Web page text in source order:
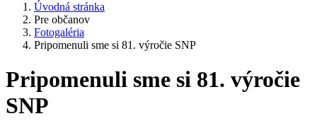
Úvodná stránka
Pre občanov
Fotogaléria
Pripomenuli sme si 81. výročie SNP
Pripomenuli sme si 81. výročie
SNP